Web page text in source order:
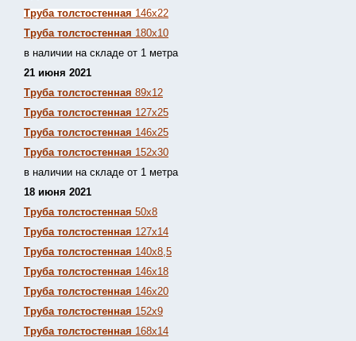
Труба толстостенная 146х22
Труба толстостенная 180х10
в наличии на складе от 1 метра
21 июня 2021
Труба толстостенная 89х12
Труба толстостенная 127х25
Труба толстостенная 146х25
Труба толстостенная 152х30
в наличии на складе от 1 метра
18 июня 2021
Труба толстостенная 50х8
Труба толстостенная 127х14
Труба толстостенная 140х8,5
Труба толстостенная 146х18
Труба толстостенная 146х20
Труба толстостенная 152х9
Труба толстостенная 168х14